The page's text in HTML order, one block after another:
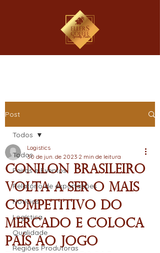
Post
Todos
Feiras e Eventos
Relatório de exportações
Notícias
Logística
Qualidade
Regiões Produtoras
Todos
Conilon brasileiro
volta a ser o mais
competitivo do
mercado e coloca
país ao jogo
Logistics
30 de jun. de 2023 2 min de leitura